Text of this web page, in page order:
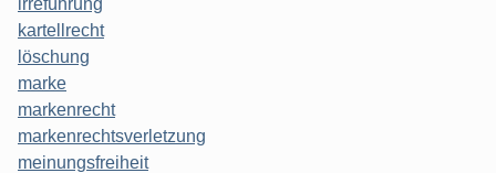
kartellrecht
löschung
marke
markenrecht
markenrechtsverletzung
meinungsfreiheit